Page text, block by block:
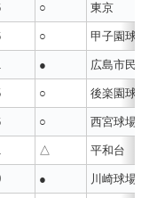
○ 東京
○ 甲子園球場
● 広島市民
○ 後楽園球場
○ 西宮球場
△ 平和台
● 川崎球場